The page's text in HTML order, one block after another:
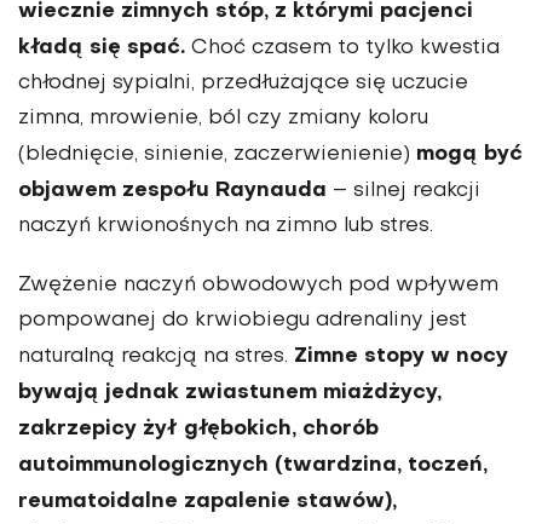
wiecznie zimnych stóp, z którymi pacjenci
kładą się spać. Choć czasem to tylko kwestia
chłodnej sypialni, przedłużające się uczucie
zimna, mrowienie, ból czy zmiany koloru
(blednięcie, sinienie, zaczerwienienie) mogą być
objawem zespołu Raynauda – silnej reakcji
naczyń krwionośnych na zimno lub stres.
Zwężenie naczyń obwodowych pod wpływem
pompowanej do krwiobiegu adrenaliny jest
naturalną reakcją na stres. Zimne stopy w nocy
bywają jednak zwiastunem miażdżycy,
zakrzepicy żył głębokich, chorób
autoimmunologicznych (twardzina, toczeń,
reumatoidalne zapalenie stawów),